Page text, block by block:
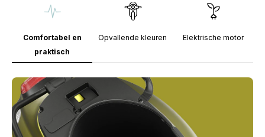
Comfortabel en
praktisch
Opvallende kleuren Elektrische motor